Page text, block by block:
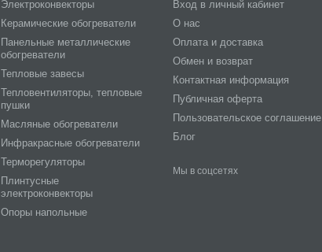
Электроконвекторы
Керамические обогреватели
Панельные металлические
обогреватели
Тепловые завесы
Тепловентиляторы, тепловые
пушки
Масляные обогреватели
Инфракрасные обогреватели
Терморегуляторы
Плинтусные
электроконвекторы
Опоры напольные
Вход в личный кабинет
О нас
Оплата и доставка
Обмен и возврат
Контактная информация
Публичная оферта
Пользовательское соглашение
Блог
Мы в соцсетях